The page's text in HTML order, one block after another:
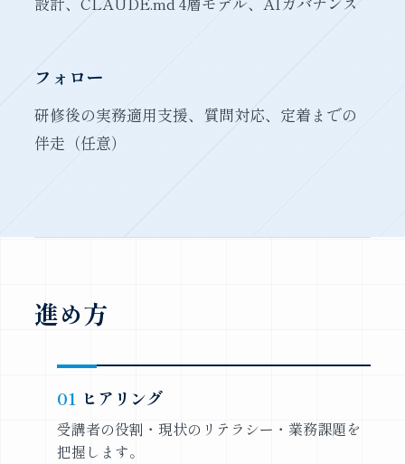
フォロー
研修後の実務適用支援、質問対応、定着までの
伴走（任意）
進め方
ヒアリング
受講者の役割・現状のリテラシー・業務課題を
把握します。